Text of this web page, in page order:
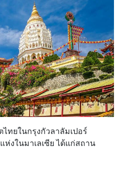
ทยในกรุงกัวลาลัมเปอร์
ห่งในมาเลเซีย ได้แก่สถาน